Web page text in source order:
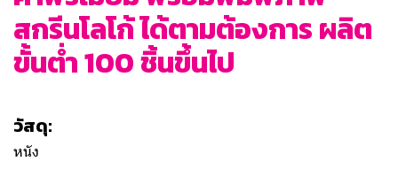
สกรีนโลโก้ ได้ตามต้องการ ผลิต
ขั้นต่ำ 100 ชิ้นขึ้นไป
วัสดุ:
หนัง